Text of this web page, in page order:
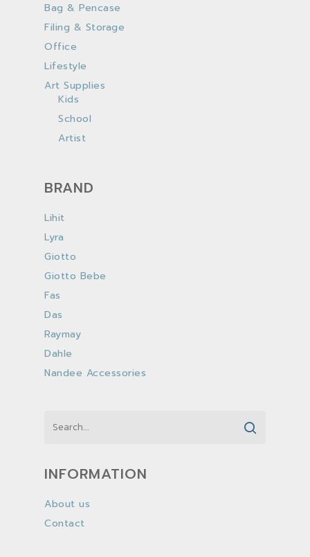
Bag & Pencase
Filing & Storage
Office
Lifestyle
Art Supplies
Kids
School
Artist
BRAND
Lihit
Lyra
Giotto
Giotto Bebe
Fas
Das
Raymay
Dahle
Nandee Accessories
INFORMATION
About us
Contact